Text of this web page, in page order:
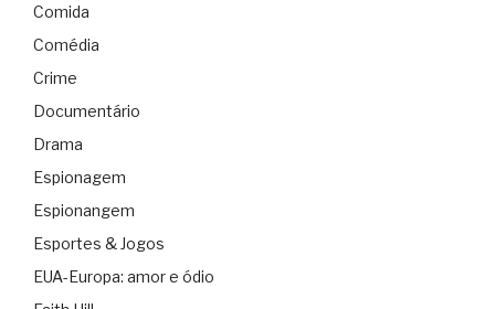
Comida
Comédia
Crime
Documentário
Drama
Espionagem
Espionangem
Esportes & Jogos
EUA-Europa: amor e ódio